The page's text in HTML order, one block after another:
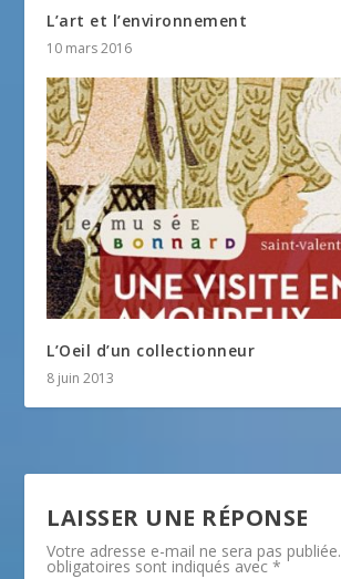
L’art et l’environnement
10 mars 2016
L’Oeil d’un collectionneur
8 juin 2013
LAISSER UNE RÉPONSE
Votre adresse e-mail ne sera pas publiée.
obligatoires sont indiqués avec*